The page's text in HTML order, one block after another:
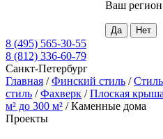
Ваш регион
8 (495) 565-30-55
8 (812) 336-60-79
Санкт-Петербург
Главная /Финский стиль /
стиль /Фахверк /Плоская крыша
м² до 300 м² /Каменные дома
Проекты